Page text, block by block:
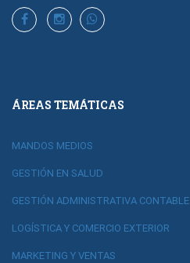
ÁREAS TEMÁTICAS
MANDOS MEDIOS
GESTIÓN EN SALUD
GESTIÓN ADMINISTRATIVA CONTABLE
LOGÍSTICA Y COMERCIO EXTERIOR
MARKETING Y VENTAS